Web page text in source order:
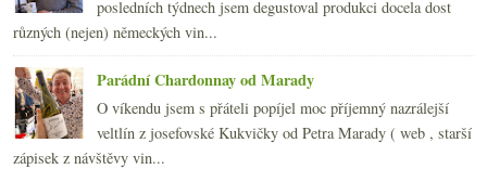
► 2010 (249)
2009 (249)
►2008(270)
►2007(108)
posledních týdnech jsem degustoval produkci docela dost
různých (nejen) německých vin...
Parádní Chardonnay od Marady
O víkendu jsem s přáteli popíjel moc příjemný nazrálejší
veltlín z josefovské Kukvičky od Petra Marady ( web , starší
zápisek z návštěvy vin...